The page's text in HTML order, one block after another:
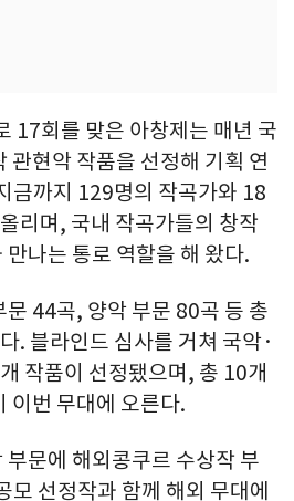
17회를 맞은 아창제는 매년 국
관현악 작품을 선정해 기획 연
금까지 129명의 작곡가와 18
리며, 국내 작곡가들의 창작
나는 통로 역할을 해 왔다.
문 44곡, 양악 부문 80곡 등 총
. 블라인드 심사를 거쳐 국악·
작품이 선정됐으며, 총 10개
이번 무대에 오른다.
문에 해외콩쿠르 수상작 부
모 선정작과 함께 해외 무대에